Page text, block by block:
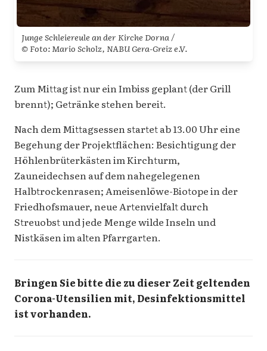
Junge Schleiereule an der Kirche Dorna /
© Foto: Mario Scholz, NABU Gera-Greiz e.V.
Zum Mittag ist nur ein Imbiss geplant (der Grill
brennt); Getränke stehen bereit.
Nach dem Mittagsessen startet ab 13.00 Uhr eine
Begehung der Projektflächen: Besichtigung der
Höhlenbrüterkästen im Kirchturm,
Zauneidechsen auf dem nahegelegenen
Halbtrockenrasen; Ameisenlöwe-Biotope in der
Friedhofsmauer, neue Artenvielfalt durch
Streuobst und jede Menge wilde Inseln und
Nistkäsen im alten Pfarrgarten.
Bringen Sie bitte die zu dieser Zeit geltenden
Corona-Utensilien mit, Desinfektionsmittel
ist vorhanden.